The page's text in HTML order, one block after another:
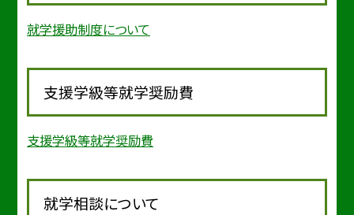
就学援助制度について
支援学級等就学奨励費
支援学級等就学奨励費
就学相談について